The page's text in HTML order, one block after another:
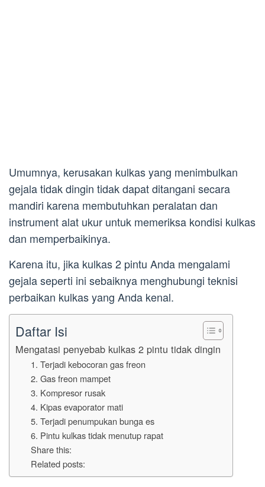
Umumnya, kerusakan kulkas yang menimbulkan
gejala tidak dingin tidak dapat ditangani secara
mandiri karena membutuhkan peralatan dan
instrument alat ukur untuk memeriksa kondisi kulkas
dan memperbaikinya.
Karena itu, jika kulkas 2 pintu Anda mengalami
gejala seperti ini sebaiknya menghubungi teknisi
perbaikan kulkas yang Anda kenal.
Daftar Isi
Mengatasi penyebab kulkas 2 pintu tidak dingin
1. Terjadi kebocoran gas freon
2. Gas freon mampet
3. Kompresor rusak
4. Kipas evaporator mati
5. Terjadi penumpukan bunga es
6. Pintu kulkas tidak menutup rapat
Share this:
Related posts: